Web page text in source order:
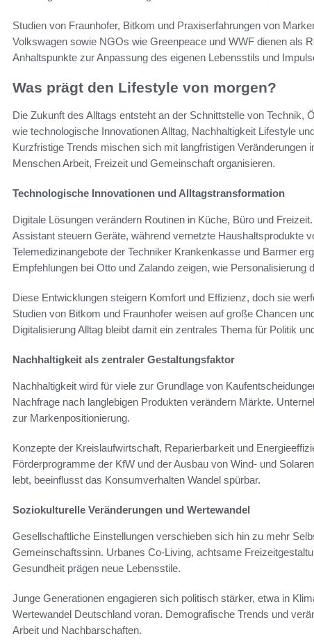
Studien von Fraunhofer, Bitkom und Praxiserfahrungen von
Volkswagen sowie NGOs wie Greenpeace und WWF dienen als
Anhaltspunkte zur Anpassung des eigenen Lebensstils und
Was prägt den Lifestyle von morgen?
Die Zukunft des Alltags entsteht an der Schnittstelle von Technik,
wie technologische Innovationen Alltag, Nachhaltigkeit Lifestyle
Kurzfristige Trends mischen sich mit langfristigen Veränderungen
Menschen Arbeit, Freizeit und Gemeinschaft organisieren.
Technologische Innovationen und Alltagstransformation
Digitale Lösungen verändern Routinen in Küche, Büro und
Assistant steuern Geräte, während vernetzte Haushaltsprodukte
Telemedizinangebote der Techniker Krankenkasse und Barmer
Empfehlungen bei Otto und Zalando zeigen, wie Personalisierung
Diese Entwicklungen steigern Komfort und Effizienz, doch sie
Studien von Bitkom und Fraunhofer weisen auf große Chancen
Digitalisierung Alltag bleibt damit ein zentrales Thema für Politik
Nachhaltigkeit als zentraler Gestaltungsfaktor
Nachhaltigkeit wird für viele zur Grundlage von
Nachfrage nach langlebigen Produkten verändern Märkte.
zur Markenpositionierung.
Konzepte der Kreislaufwirtschaft, Reparierbarkeit und
Förderprogramme der KfW und der Ausbau von Wind- und
lebt, beeinflusst das Konsumverhalten Wandel spürbar.
Soziokulturelle Veränderungen und Wertewandel
Gesellschaftliche Einstellungen verschieben sich hin zu mehr
Gemeinschaftssinn. Urbanes Co-Living, achtsame
Gesundheit prägen neue Lebensstile.
Junge Generationen engagieren sich politisch stärker, etwa in
Wertewandel Deutschland voran. Demografische Trends und
Arbeit und Nachbarschaften.